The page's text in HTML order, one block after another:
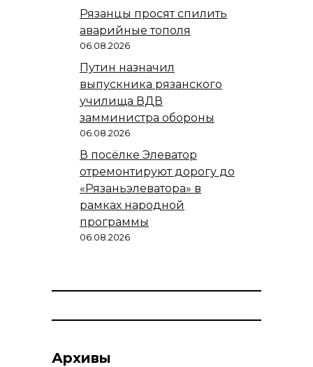
Рязанцы просят спилить
аварийные тополя
06.08.2026
Путин назначил
выпускника рязанского
училища ВДВ
замминистра обороны
06.08.2026
В посёлке Элеватор
отремонтируют дорогу до
«Рязаньэлеватора» в
рамках народной
программы
06.08.2026
Архивы